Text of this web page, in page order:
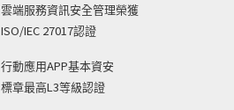
雲端服務資訊安全管理榮獲
ISO/IEC 27017認證
行動應用APP基本資安
標章最高L3等級認證